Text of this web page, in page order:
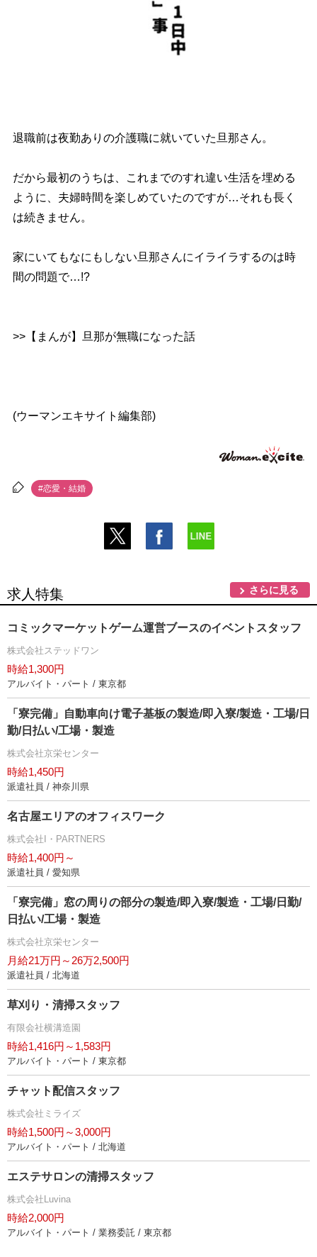
退職前は夜勤ありの介護職に就いていた旦那さん。
だから最初のうちは、これまでのすれ違い生活を埋める
ように、夫婦時間を楽しめていたのですが…それも長く
は続きません。
家にいてもなにもしない旦那さんにイライラするのは時
間の問題で…!?
>>【まんが】旦那が無職になった話
(ウーマンエキサイト編集部)
#恋愛・結婚
求人特集 さらに見る
コミックマーケットゲーム運営ブースのイベントスタッフ
株式会社ステッドワン
時給1,300円
アルバイト・パート / 東京都
「寮完備」自動車向け電子基板の製造/即入寮/製造・工場/日
勤/日払い/工場・製造
株式会社京栄センター
時給1,450円
派遣社員 / 神奈川県
名古屋エリアのオフィスワーク
株式会社I・PARTNERS
時給1,400円～
派遣社員 / 愛知県
「寮完備」窓の周りの部分の製造/即入寮/製造・工場/日勤/
日払い/工場・製造
株式会社京栄センター
月給21万円～26万2,500円
派遣社員 / 北海道
草刈り・清掃スタッフ
有限会社横溝造園
時給1,416円～1,583円
アルバイト・パート / 東京都
チャット配信スタッフ
株式会社ミライズ
時給1,500円～3,000円
アルバイト・パート / 北海道
エステサロンの清掃スタッフ
株式会社Luvina
時給2,000円
アルバイト・パート / 業務委託 / 東京都